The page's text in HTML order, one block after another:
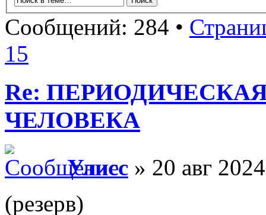
Сообщений: 284 •
15
Re:
ЧЕЛОВЕКА
Улисс » 20 авг
(резерв)